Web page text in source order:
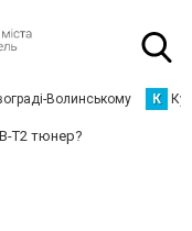
Волинському К
T2 тюнер?